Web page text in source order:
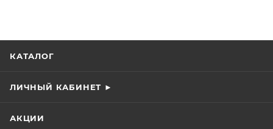
КАТАЛОГ
ЛИЧНЫЙ КАБИНЕТ ►
АКЦИИ